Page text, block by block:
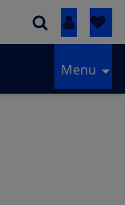
Inloggen
Menu